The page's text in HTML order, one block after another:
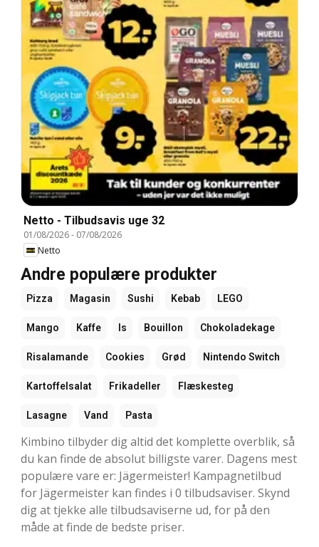
Netto - Tilbudsavis uge 32
01/08/2026- 07/08/2026
Netto
Andre populære produkter
Pizza Magasin Sushi Kebab LEGO
Mango Kaffe Is Bouillon Chokoladekage
Risalamande Cookies Grød Nintendo Switch
Kartoffelsalat Frikadeller Flæskesteg
Lasagne Vand Pasta
Kimbino tilbyder dig altid det komplette overblik, så
du kan finde de absolut billigste varer. Dagens mest
populære vare er: Jägermeister! Kampagnetilbud
for Jägermeister kan findes i 0 tilbudsaviser. Skynd
dig at tjekke alle tilbudsaviserne ud, for på den
måde at finde de bedste priser.